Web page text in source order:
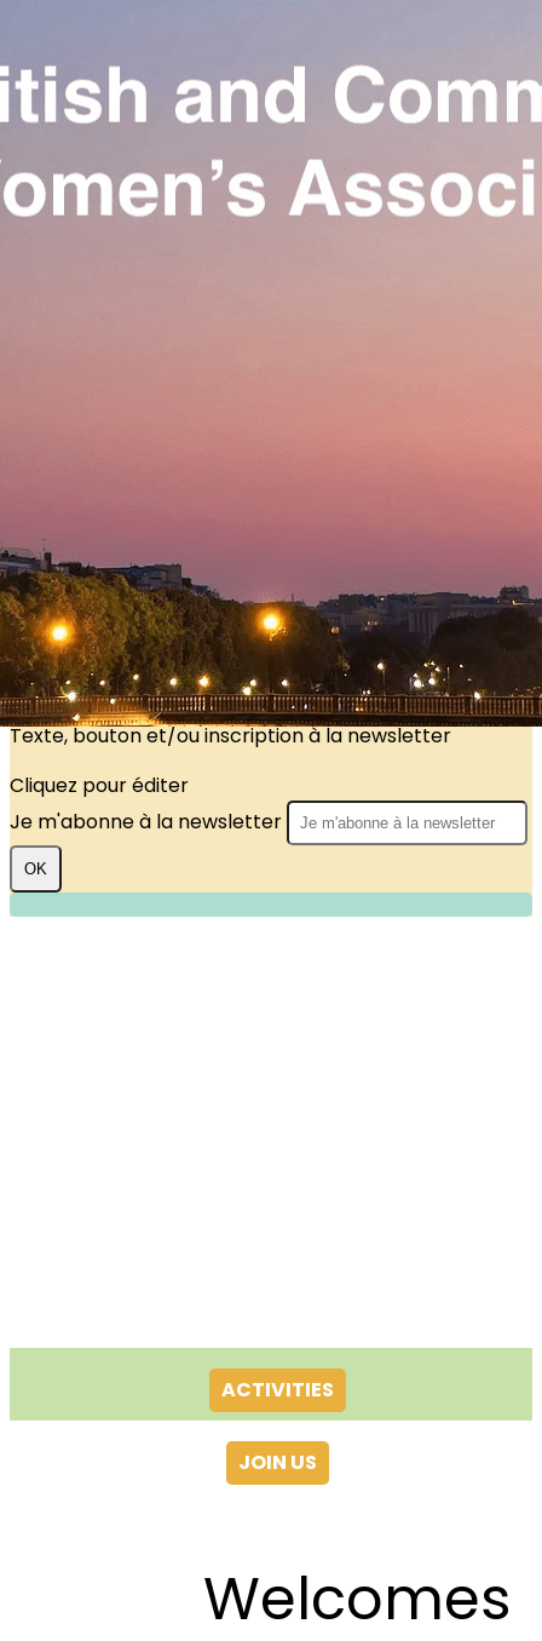
Exporter uniquement les colonnes affichées
Ajoutez un logo, un bouton, des réseaux sociaux
Our Association
Activities
Join us
?>
Images de la page d'accueil
Cliquez pour éditer
Texte, bouton et/ou inscription à la newsletter
Cliquez pour éditer
Je m'abonne à la newsletter
OK
ACTIVITIES
JOIN US
Welcomes